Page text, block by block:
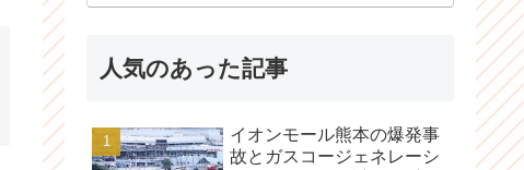
爆発か？
人気のあった記事
イオンモール熊本の爆発事
故とガスコージェネレーシ